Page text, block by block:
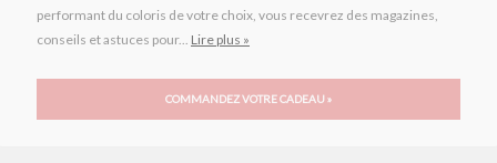
performant du coloris de votre choix, vous recevrez des magazines,
conseils et astuces pour... Lire plus »
COMMANDEZ VOTRE CADEAU »